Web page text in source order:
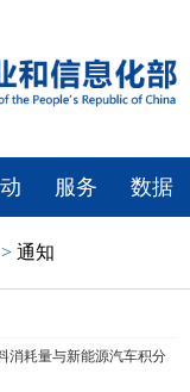
服务 数据
> 通知
消耗量与新能源汽车积分